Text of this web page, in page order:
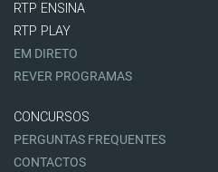
RTP ENSINA
RTP PLAY
EM DIRETO
REVER PROGRAMAS
CONCURSOS
PERGUNTAS FREQUENTES
CONTACTOS